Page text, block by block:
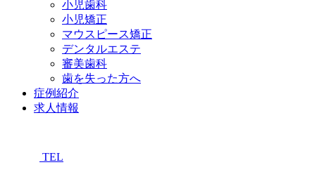
小児歯科
小児矯正
マウスピース矯正
デンタルエステ
審美歯科
歯を失った方へ
症例紹介
求人情報
TEL